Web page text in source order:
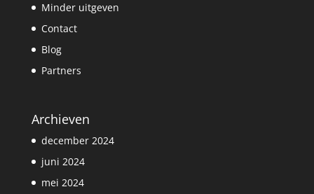
Minder uitgeven
Contact
Blog
Partners
Archieven
december 2024
juni 2024
mei 2024